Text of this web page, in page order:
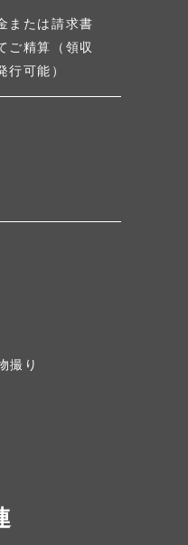
撮り
または請求書
ご精算（領収
行可能）